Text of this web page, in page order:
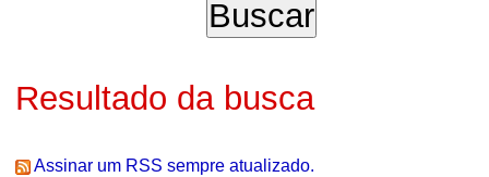
Resultado da busca
Assinar um RSS sempre atualizado.